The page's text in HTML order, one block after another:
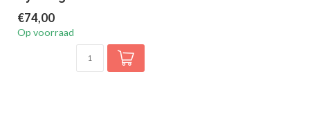
€74,00
Op voorraad